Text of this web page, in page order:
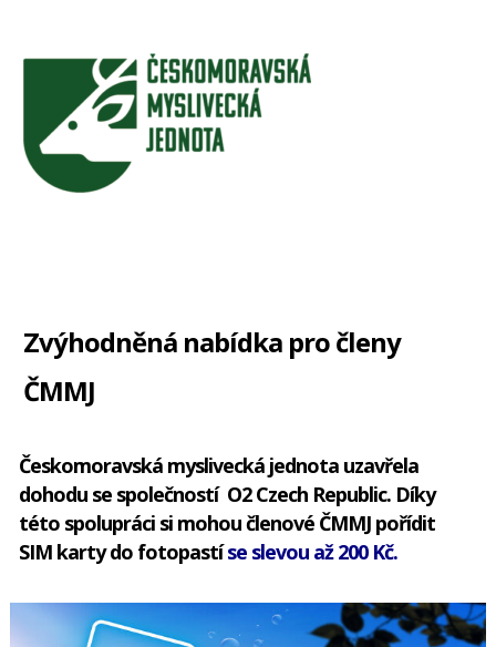
Zvýhodněná nabídka pro členy
ČMMJ
Českomoravská myslivecká jednota uzavřela
dohodu se společností O2 Czech Republic. Díky
této spolupráci si mohou členové ČMMJ pořídit
SIM karty do fotopastíse slevou až 200 Kč.